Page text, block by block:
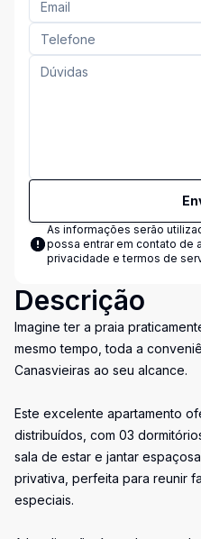
As informações serão
possa entrar em contato de
privacidade e termos de
Descrição
Imagine ter a praia
mesmo tempo, toda a
Canasvieiras ao seu alcance.
Este excelente apartamento
distribuídos, com 03
sala de estar e jantar
privativa, perfeita para reunir
especiais.